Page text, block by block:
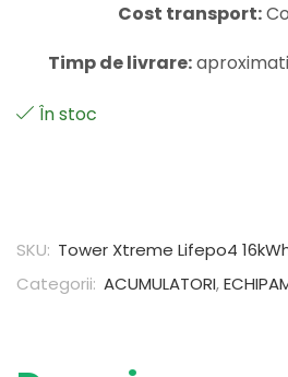
Cost transport:
Timp de livrare:
În stoc
SKU: Tower Xtreme Lifepo4
Categorii: ACUMULATORI,